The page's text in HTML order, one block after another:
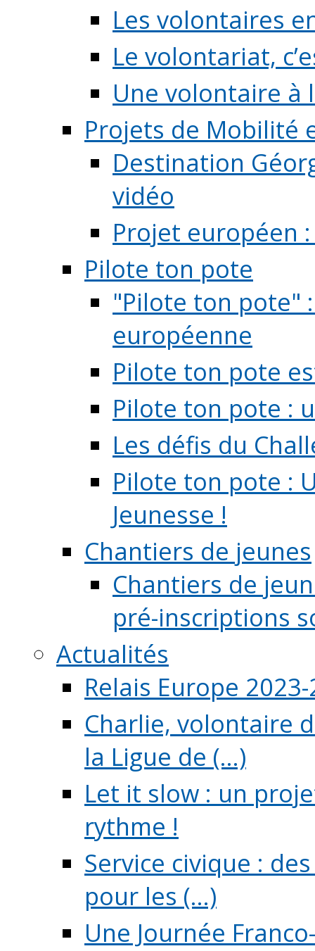
Les volontaires
Le volontariat,
Une volontaire à
Projets de Mobilité
Destination
vidéo
Projet européen
Pilote ton pote
"Pilote ton pote"
européenne
Pilote ton pote
Pilote ton pote :
Les défis du
Pilote ton pote :
Jeunesse !
Chantiers de jeunes
Chantiers de
pré-inscriptions
Actualités
Relais Europe
Charlie, volontaire
la Ligue de (...)
Let it slow : un
rythme !
Service civique :
pour les (...)
Une Journée